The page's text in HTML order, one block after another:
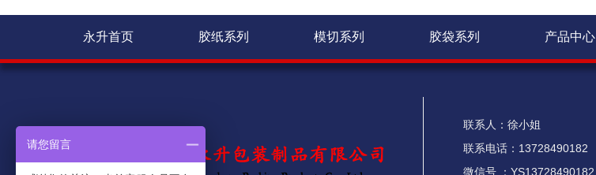
永升首页 胶纸系列 模切系列 胶袋系列 产品中心
联系人：徐小姐
联系电话：13728490182
微信号 ：YS13728490182
请您留言